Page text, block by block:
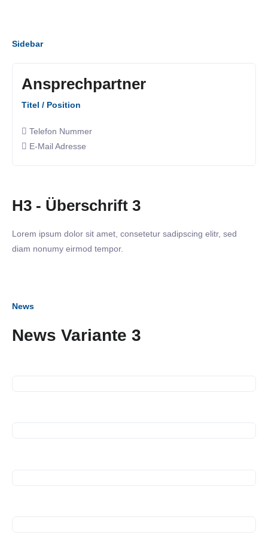
Sidebar
Ansprechpartner
Titel / Position
Telefon Nummer
E-Mail Adresse
H3 - Überschrift 3
Lorem ipsum dolor sit amet, consetetur sadipscing elitr, sed
diam nonumy eirmod tempor.
News
News Variante 3